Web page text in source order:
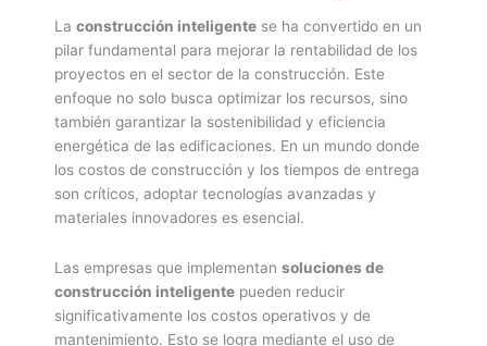
La construcción inteligente se ha convertido en un
pilar fundamental para mejorar la rentabilidad de los
proyectos en el sector de la construcción. Este
enfoque no solo busca optimizar los recursos, sino
también garantizar la sostenibilidad y eficiencia
energética de las edificaciones. En un mundo donde
los costos de construcción y los tiempos de entrega
son críticos, adoptar tecnologías avanzadas y
materiales innovadores es esencial.
Las empresas que implementan soluciones de
construcción inteligente pueden reducir
significativamente los costos operativos y de
mantenimiento. Esto se logra mediante el uso de